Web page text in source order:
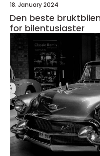
18. January 2024
Den beste
for bilentusiaster